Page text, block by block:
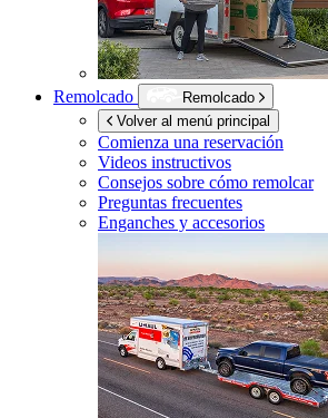
Remolcado
Remolcado
Volver al menú principal
Comienza una reservación
Videos instructivos
Consejos sobre cómo remolcar
Preguntas frecuentes
Enganches y accesorios